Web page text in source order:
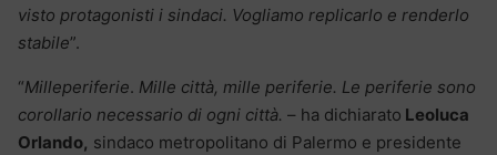
visto protagonisti i sindaci. Vogliamo replicarlo e renderlo
stabile”.
“Milleperiferie. Mille città, mille periferie. Le periferie sono
corollario necessario di ogni città. – ha dichiarato Leoluca
Orlando, sindaco metropolitano di Palermo e presidente